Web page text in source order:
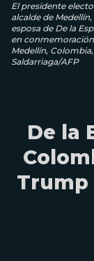
El presidente
alcalde de
esposa de De la
en
Medellín,
Saldarriaga/AFP
De la
Trump